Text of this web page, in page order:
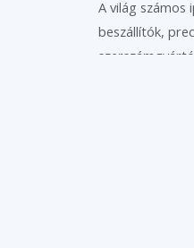
A világ számos
beszállítók,